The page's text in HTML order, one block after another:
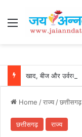
Menu
Home /राज्य/छत्तीसगढ़
छत्तीसगढ़ राज्य